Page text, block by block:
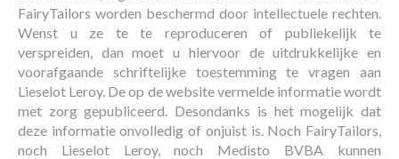
FairyTailors worden beschermd door intellectuele rechten.
Wenst u ze te te reproduceren of publiekelijk te
verspreiden, dan moet u hiervoor de uitdrukkelijke en
voorafgaande schriftelijke toestemming te vragen aan
Lieselot Leroy. De op de website vermelde informatie wordt
met zorg gepubliceerd. Desondanks is het mogelijk dat
deze informatie onvolledig of onjuist is. Noch FairyTailors,
noch Lieselot Leroy, noch Medisto BVBA kunnen